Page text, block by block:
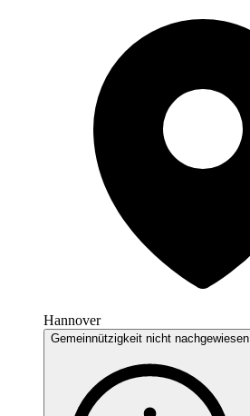
Hannover
Gemeinnützigkeit nicht nachgewiesen